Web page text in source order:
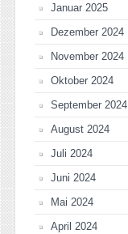
Januar 2025
Dezember 2024
November 2024
Oktober 2024
September 2024
August 2024
Juli 2024
Juni 2024
Mai 2024
April 2024